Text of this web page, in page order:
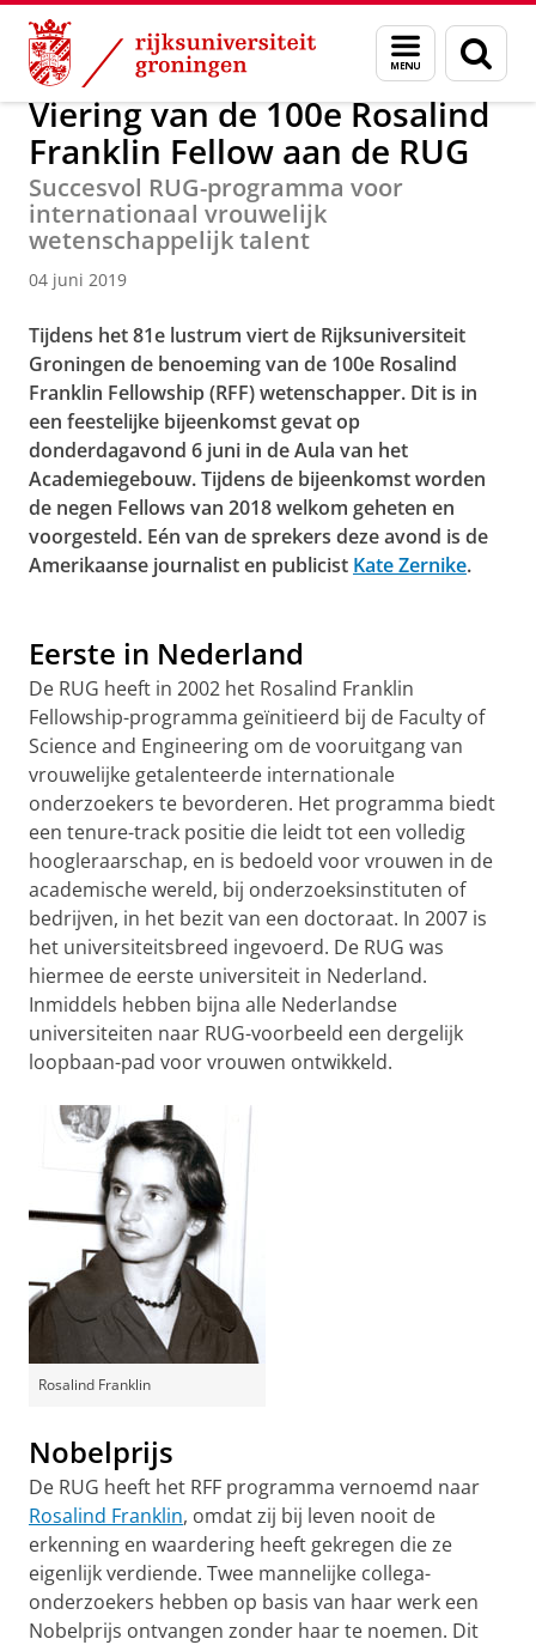
Skip
Content
Skip
Navigation
Menu
en
zoeken
Over ons Actueel Nieuws Nieuwsberichten
Viering van de 100e Rosalind
Franklin Fellow aan de RUG
Succesvol RUG-programma voor
internationaal vrouwelijk
wetenschappelijk talent
04 juni 2019
Tijdens het 81e lustrum viert de Rijksuniversiteit
Groningen de benoeming van de 100e Rosalind
Franklin Fellowship (RFF) wetenschapper. Dit is in
een feestelijke bijeenkomst gevat op
donderdagavond 6 juni in de Aula van het
Academiegebouw. Tijdens de bijeenkomst worden
de negen Fellows van 2018 welkom geheten en
voorgesteld. Eén van de sprekers deze avond is de
Amerikaanse journalist en publicist Kate Zernike.
Eerste in Nederland
De RUG heeft in 2002 het Rosalind Franklin
Fellowship-programma geïnitieerd bij de Faculty of
Science and Engineering om de vooruitgang van
vrouwelijke getalenteerde internationale
onderzoekers te bevorderen. Het programma biedt
een tenure-track positie die leidt tot een volledig
hoogleraarschap, en is bedoeld voor vrouwen in de
academische wereld, bij onderzoeksinstituten of
bedrijven, in het bezit van een doctoraat. In 2007 is
het universiteitsbreed ingevoerd. De RUG was
hiermee de eerste universiteit in Nederland.
Inmiddels hebben bijna alle Nederlandse
universiteiten naar RUG-voorbeeld een dergelijk
loopbaan-pad voor vrouwen ontwikkeld.
Rosalind Franklin
Nobelprijs
De RUG heeft het RFF programma vernoemd naar
Rosalind Franklin, omdat zij bij leven nooit de
erkenning en waardering heeft gekregen die ze
eigenlijk verdiende. Twee mannelijke collega-
onderzoekers hebben op basis van haar werk een
Nobelprijs ontvangen zonder haar te noemen. Dit